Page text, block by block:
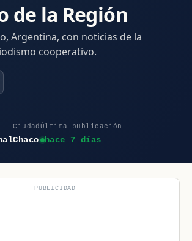
de la Región
Argentina, con noticias de la
cooperativo.
Ciudad
Chaco
Última publicación
hace 7 días
PUBLICIDAD